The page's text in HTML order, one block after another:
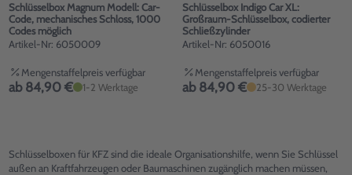
Schlüsselbox Magnum Modell: Car-
Code, mechanisches Schloss, 1000
Codes möglich
Artikel-Nr: 6050009
Mengenstaffelpreis verfügbar
ab 84,90 € 1-2 Werktage
Schlüsselbox Indigo Car XL:
Großraum-Schlüsselbox, codierter
Schließzylinder
Artikel-Nr: 6050016
Mengenstaffelpreis verfügbar
ab 84,90 € 25-30 Werktage
Schlüsselboxen für KFZ sind die ideale Organisationshilfe, wenn Sie Schlüssel
außen an Kraftfahrzeugen oder Baumaschinen zugänglich machen müssen,